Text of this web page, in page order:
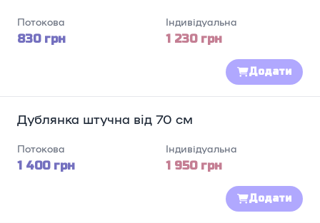
Потокова
830 грн
Індивідуальна
1 230 грн
Додати
Дублянка штучна від 70 см
Потокова
1 400 грн
Індивідуальна
1 950 грн
Додати